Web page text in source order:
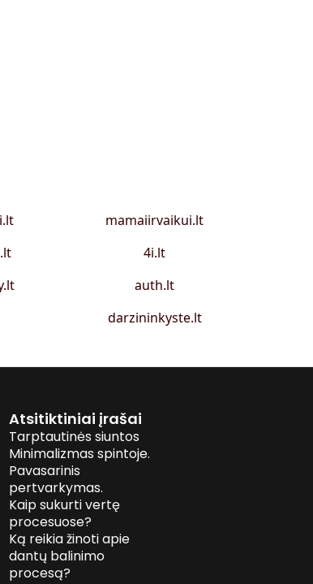
mamaiirvaikui.lt
4i.lt
auth.lt
darzininkyste.lt
Atsitiktiniai įrašai
Tarptautinės siuntos
Minimalizmas spintoje.
Pavasarinis
pertvarkymas.
Kaip sukurti vertę
procesuose?
Ką reikia žinoti apie
dantų balinimo
procesą?